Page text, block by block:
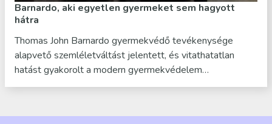
Barnardo, aki egyetlen gyermeket sem hagyott
hátra
Thomas John Barnardo gyermekvédő tevékenysége
alapvető szemléletváltást jelentett, és vitathatatlan
hatást gyakorolt a modern gyermekvédelem…